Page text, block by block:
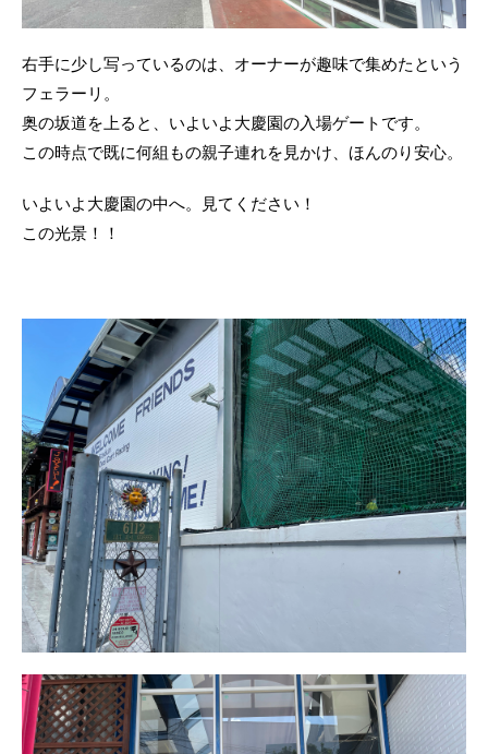
右手に少し写っているのは、オーナーが趣味で集めたという
フェラーリ。
奥の坂道を上ると、いよいよ大慶園の入場ゲートです。
この時点で既に何組もの親子連れを見かけ、ほんのり安心。
いよいよ大慶園の中へ。見てください！
この光景！！